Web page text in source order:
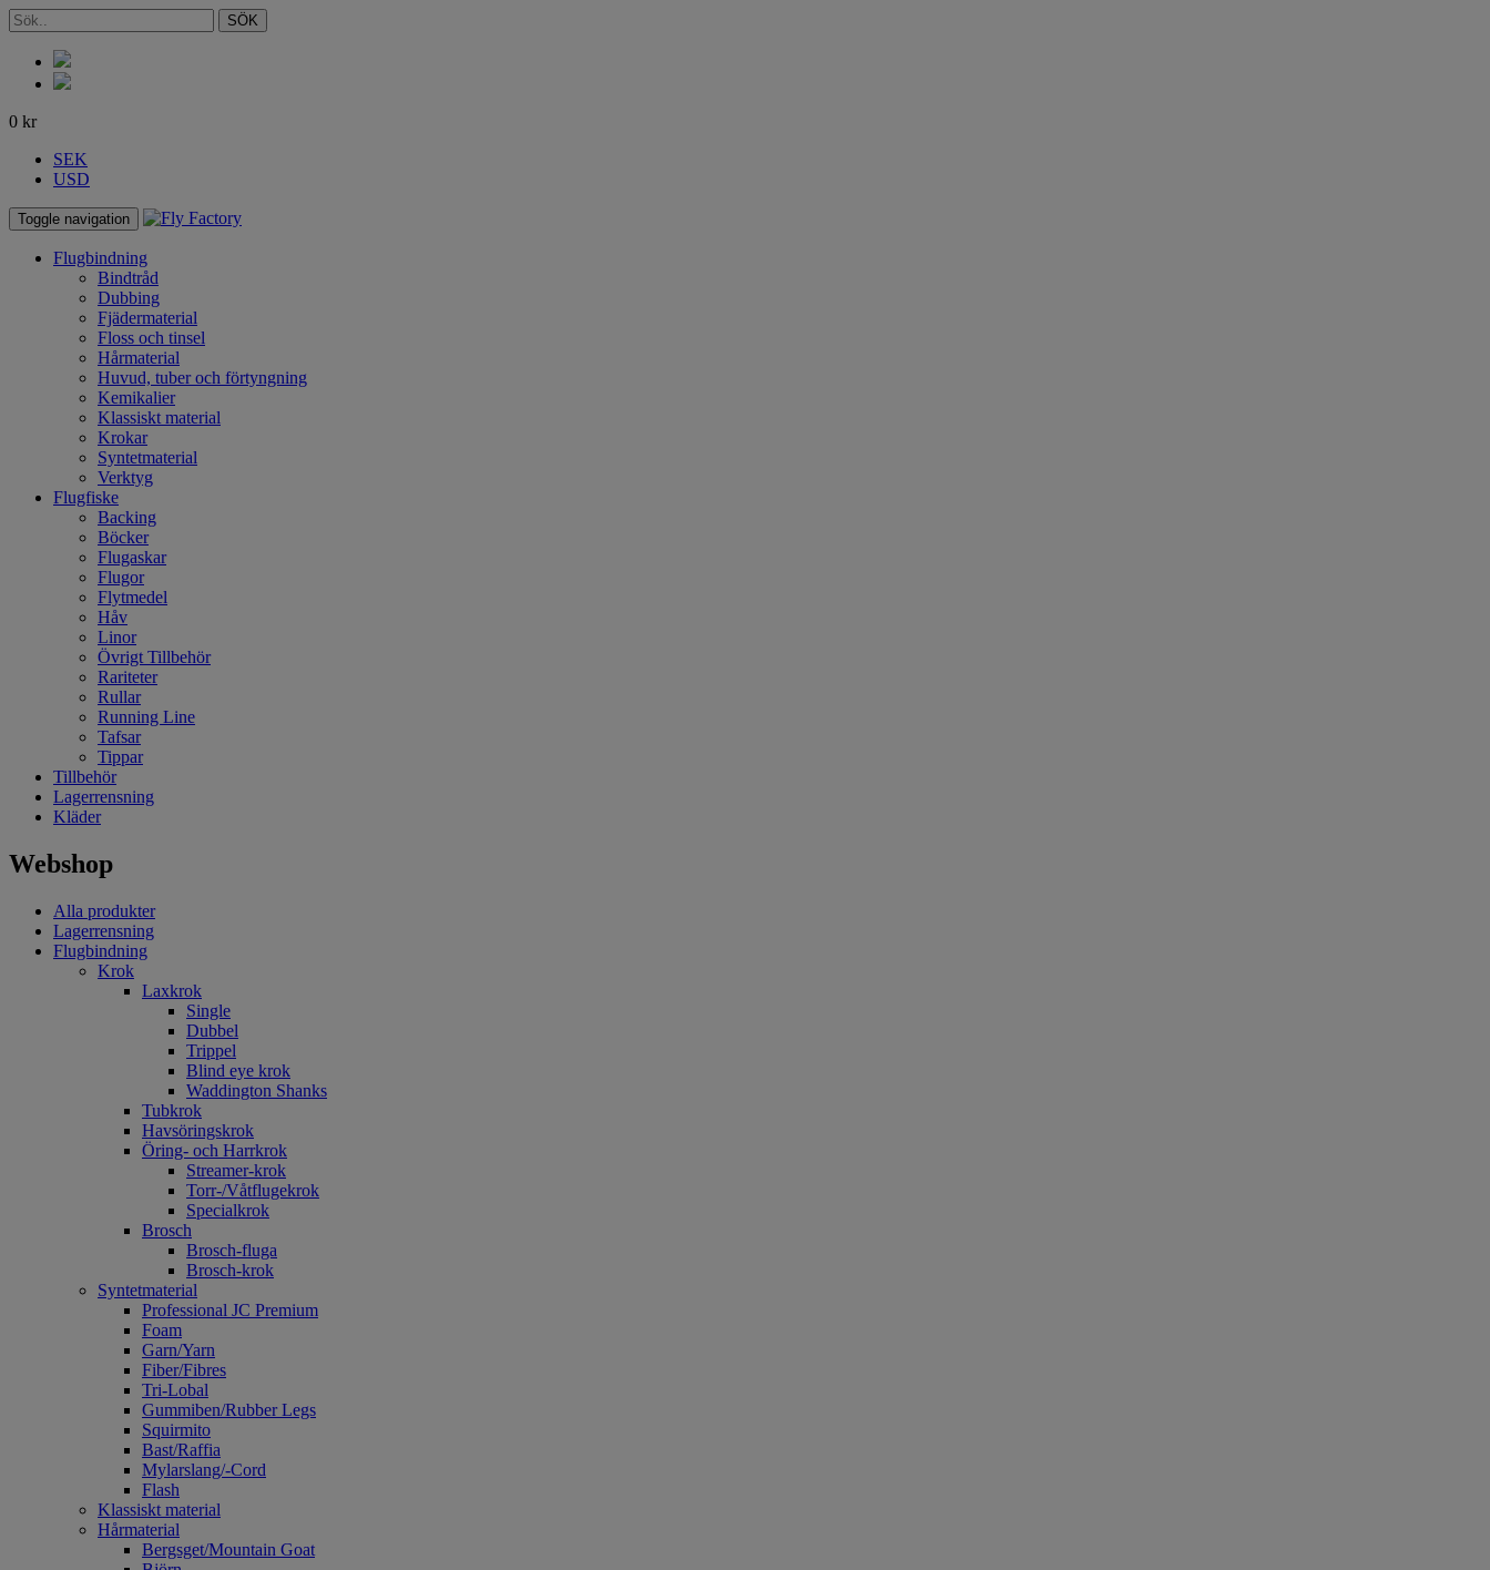
SÖK
0 kr
SEK
USD
Toggle navigation
Flugbindning
Bindtråd
Dubbing
Fjädermaterial
Floss och tinsel
Hårmaterial
Huvud, tuber och förtyngning
Kemikalier
Klassiskt material
Krokar
Syntetmaterial
Verktyg
Flugfiske
Backing
Böcker
Flugaskar
Flugor
Flytmedel
Håv
Linor
Övrigt Tillbehör
Rariteter
Rullar
Running Line
Tafsar
Tippar
Tillbehör
Lagerrensning
Kläder
Webshop
Alla produkter
Lagerrensning
Flugbindning
Krok
Laxkrok
Single
Dubbel
Trippel
Blind eye krok
Waddington Shanks
Tubkrok
Havsöringskrok
Öring- och Harrkrok
Streamer-krok
Torr-/Våtflugekrok
Specialkrok
Brosch
Brosch-fluga
Brosch-krok
Syntetmaterial
Professional JC Premium
Foam
Garn/Yarn
Fiber/Fibres
Tri-Lobal
Gummiben/Rubber Legs
Squirmito
Bast/Raffia
Mylarslang/-Cord
Flash
Klassiskt material
Hårmaterial
Bergsget/Mountain Goat